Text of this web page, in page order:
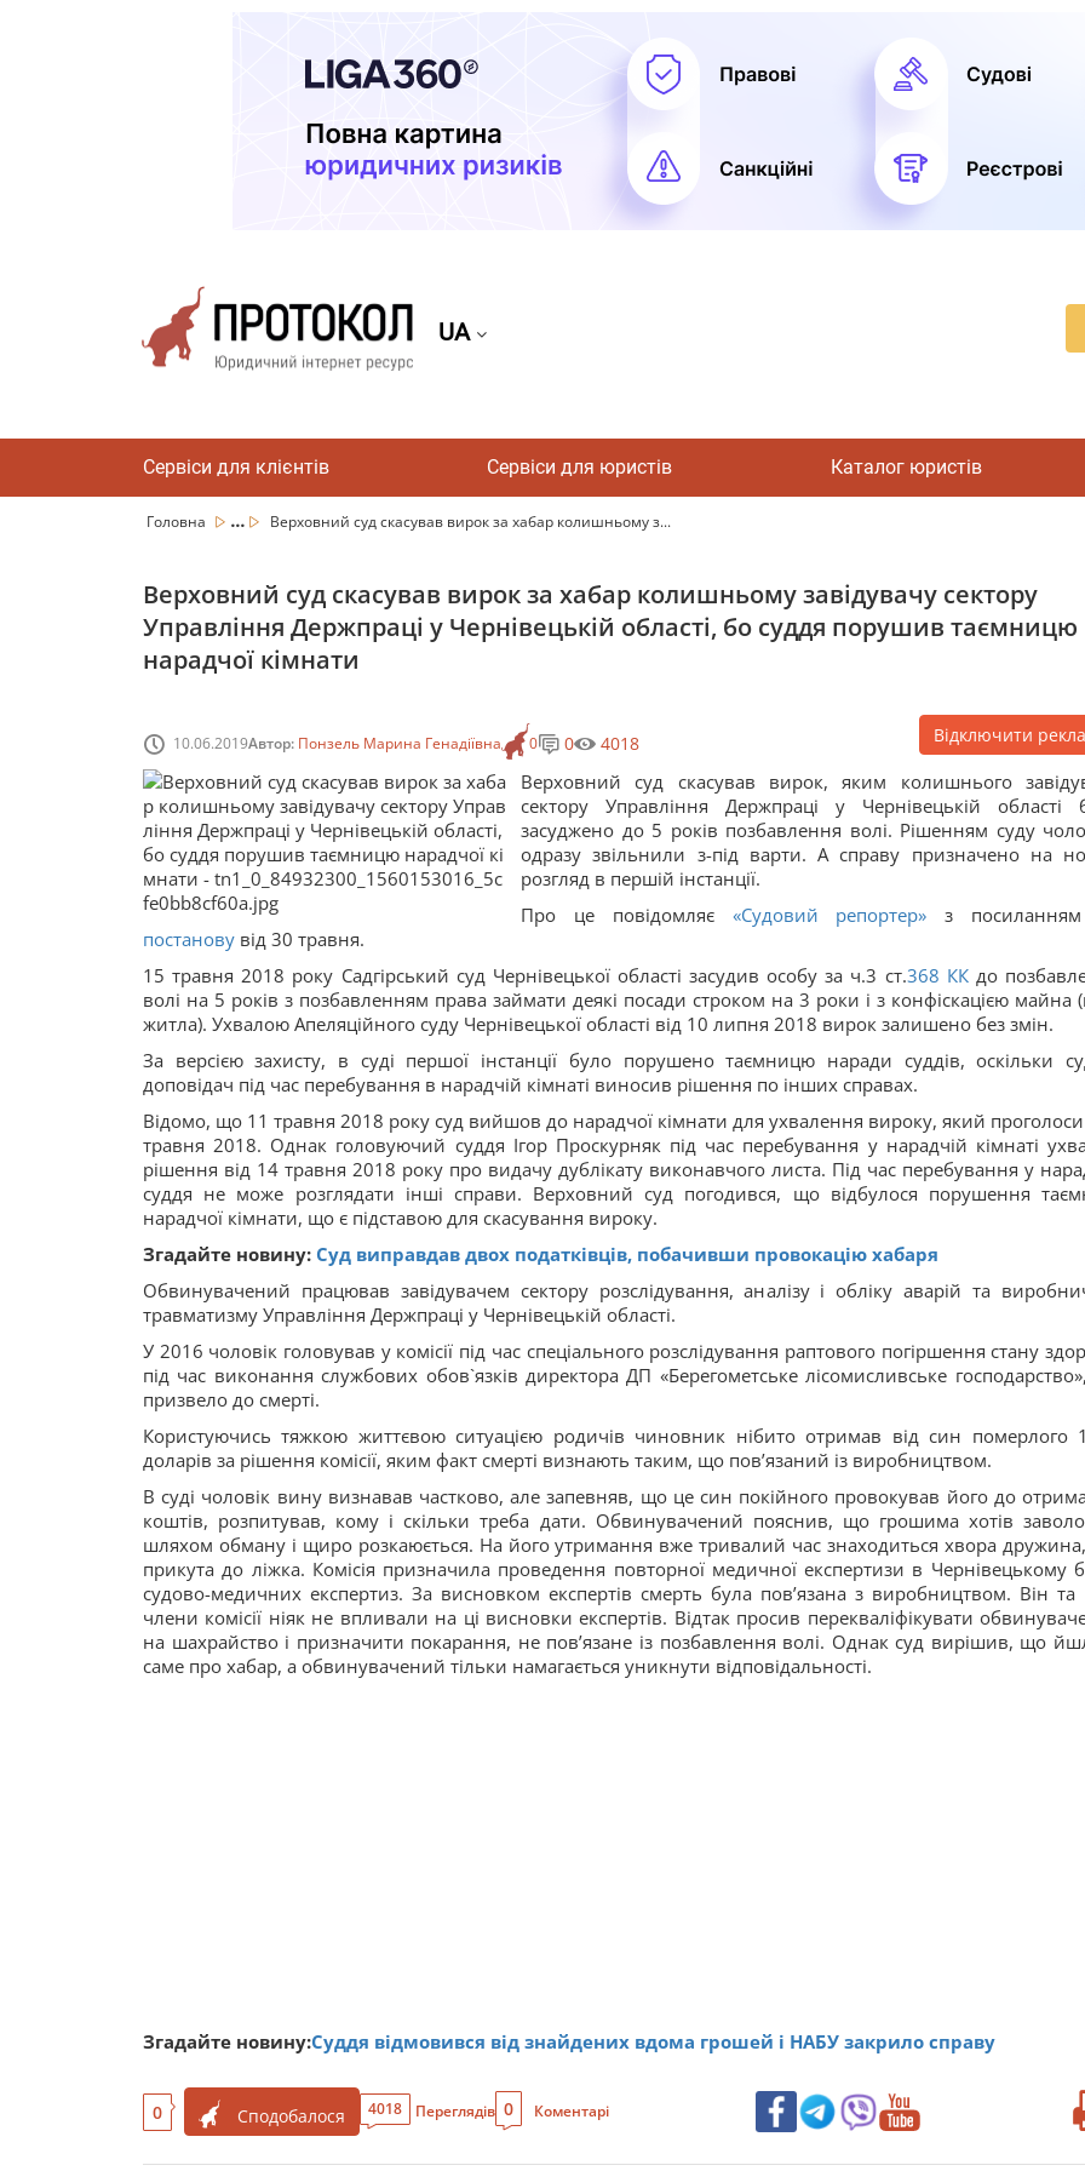
UA
Сервіси для клієнтів Сервіси для юристів Каталог юристів
Головна ... Верховний суд скасував вирок за хабар колишньому з...
Верховний суд скасував вирок за хабар колишньому завідувачу сектору
Управління Держпраці у Чернівецькій області, бо суддя порушив таємницю
нарадчої кімнати
10.06.2019Автор: Понзель Марина Генадіївна 0 0 4018 Відключити
Верховний суд скасував вирок, яким колишнього
сектору Управління Держпраці у Чернівецькій області
засуджено до 5 років позбавлення волі. Рішенням суду
одразу звільнили з-під варти. А справу призначено на
розгляд в першій інстанції.
Про це повідомляє «Судовий репортер» з
постанову від 30 травня.
15 травня 2018 року Садгірський суд Чернівецької області засудив особу за ч.3 ст.368 ККдо
волі на 5 років з позбавленням права займати деякі посади строком на 3 роки і з конфіскацією майна
житла). Ухвалою Апеляційного суду Чернівецької області від 10 липня 2018 вирок залишено без змін.
За версією захисту, в суді першої інстанції було порушено таємницю наради суддів, оскільки
доповідач під час перебування в нарадчій кімнаті виносив рішення по інших справах.
Відомо, що 11 травня 2018 року суд вийшов до нарадчої кімнати для ухвалення вироку, який
травня 2018. Однак головуючий суддя Ігор Проскурняк під час перебування у нарадчій кімнаті
рішення від 14 травня 2018 року про видачу дублікату виконавчого листа. Під час перебування у
суддя не може розглядати інші справи. Верховний суд погодився, що відбулося порушення
нарадчої кімнати, що є підставою для скасування вироку.
Згадайте новину: Суд виправдав двох податківців, побачивши провокацію хабаря
Обвинувачений працював завідувачем сектору розслідування, аналізу і обліку аварій та
травматизму Управління Держпраці у Чернівецькій області.
У 2016 чоловік головував у комісії під час спеціального розслідування раптового погіршення стану
під час виконання службових обов`язків директора ДП «Берегометське лісомисливське
призвело до смерті.
Користуючись тяжкою життєвою ситуацією родичів чиновник нібито отримав від син померлого
доларів за рішення комісії, яким факт смерті визнають таким, що пов’язаний із виробництвом.
В суді чоловік вину визнавав частково, але запевняв, що це син покійного провокував його до
коштів, розпитував, кому і скільки треба дати. Обвинувачений пояснив, що грошима хотів
шляхом обману і щиро розкаюється. На його утримання вже тривалий час знаходиться хвора
прикута до ліжка. Комісія призначила проведення повторної медичної експертизи в Чернівецькому
судово-медичних експертиз. За висновком експертів смерть була пов’язана з виробництвом. Він та
члени комісії ніяк не впливали на ці висновки експертів. Відтак просив перекваліфікувати
на шахрайство і призначити покарання, не пов’язане із позбавлення волі. Однак суд вирішив, що
саме про хабар, а обвинувачений тільки намагається уникнути відповідальності.
Згадайте новину:Суддя відмовився від знайдених вдома грошей і НАБУ закрило справу
0 Сподобалося 4018 Переглядів 0 Коментарі